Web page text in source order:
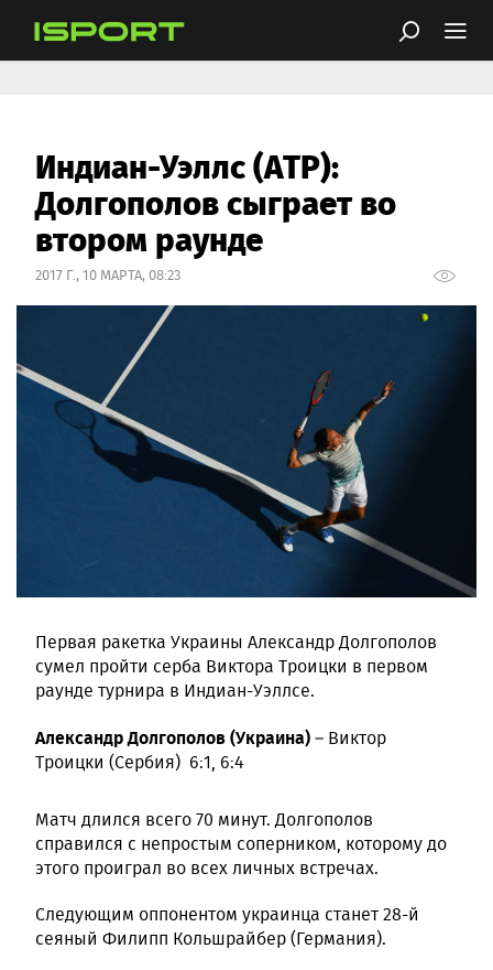
Индиан-Уэллс (ATP):
Долгополов сыграет во
втором раунде
2017 Г., 10 МАРТА, 08:23
Первая ракетка Украины Александр Долгополов
сумел пройти серба Виктора Троицки в первом
раунде турнира в Индиан-Уэллсе.
Александр Долгополов (Украина)– Виктор
Троицки (Сербия) 6:1, 6:4
Матч длился всего 70 минут. Долгополов
справился с непростым соперником, которому до
этого проиграл во всех личных встречах.
Следующим оппонентом украинца станет 28-й
сеяный Филипп Кольшрайбер (Германия).